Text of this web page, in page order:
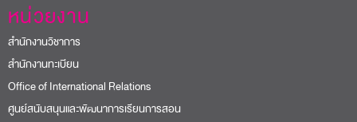
หน่วยงาน
สำนักงานวิชาการ
สำนักงานทะเบียน
Office of International Relations
ศูนย์สนับสนุนและพัฒนาการเรียนการสอน